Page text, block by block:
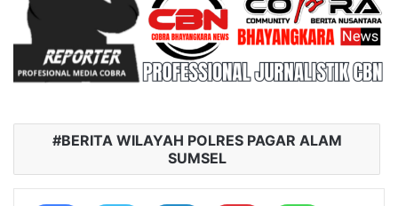
BERITA WILAYAH POLRES PAGAR ALAM
SUMSEL